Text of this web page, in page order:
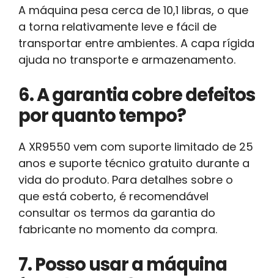
A máquina pesa cerca de 10,1 libras, o que
a torna relativamente leve e fácil de
transportar entre ambientes. A capa rígida
ajuda no transporte e armazenamento.
6. A garantia cobre defeitos
por quanto tempo?
A XR9550 vem com suporte limitado de 25
anos e suporte técnico gratuito durante a
vida do produto. Para detalhes sobre o
que está coberto, é recomendável
consultar os termos da garantia do
fabricante no momento da compra.
7. Posso usar a máquina